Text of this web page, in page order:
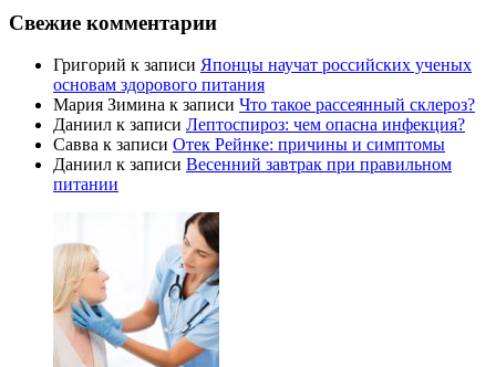
Свежие комментарии
Григорий к записи Японцы научат российских ученых
основам здорового питания
Мария Зимина к записи Что такое рассеянный склероз?
Даниил к записи Лептоспироз: чем опасна инфекция?
Савва к записи Отек Рейнке: причины и симптомы
Даниил к записи Весенний завтрак при правильном
питании